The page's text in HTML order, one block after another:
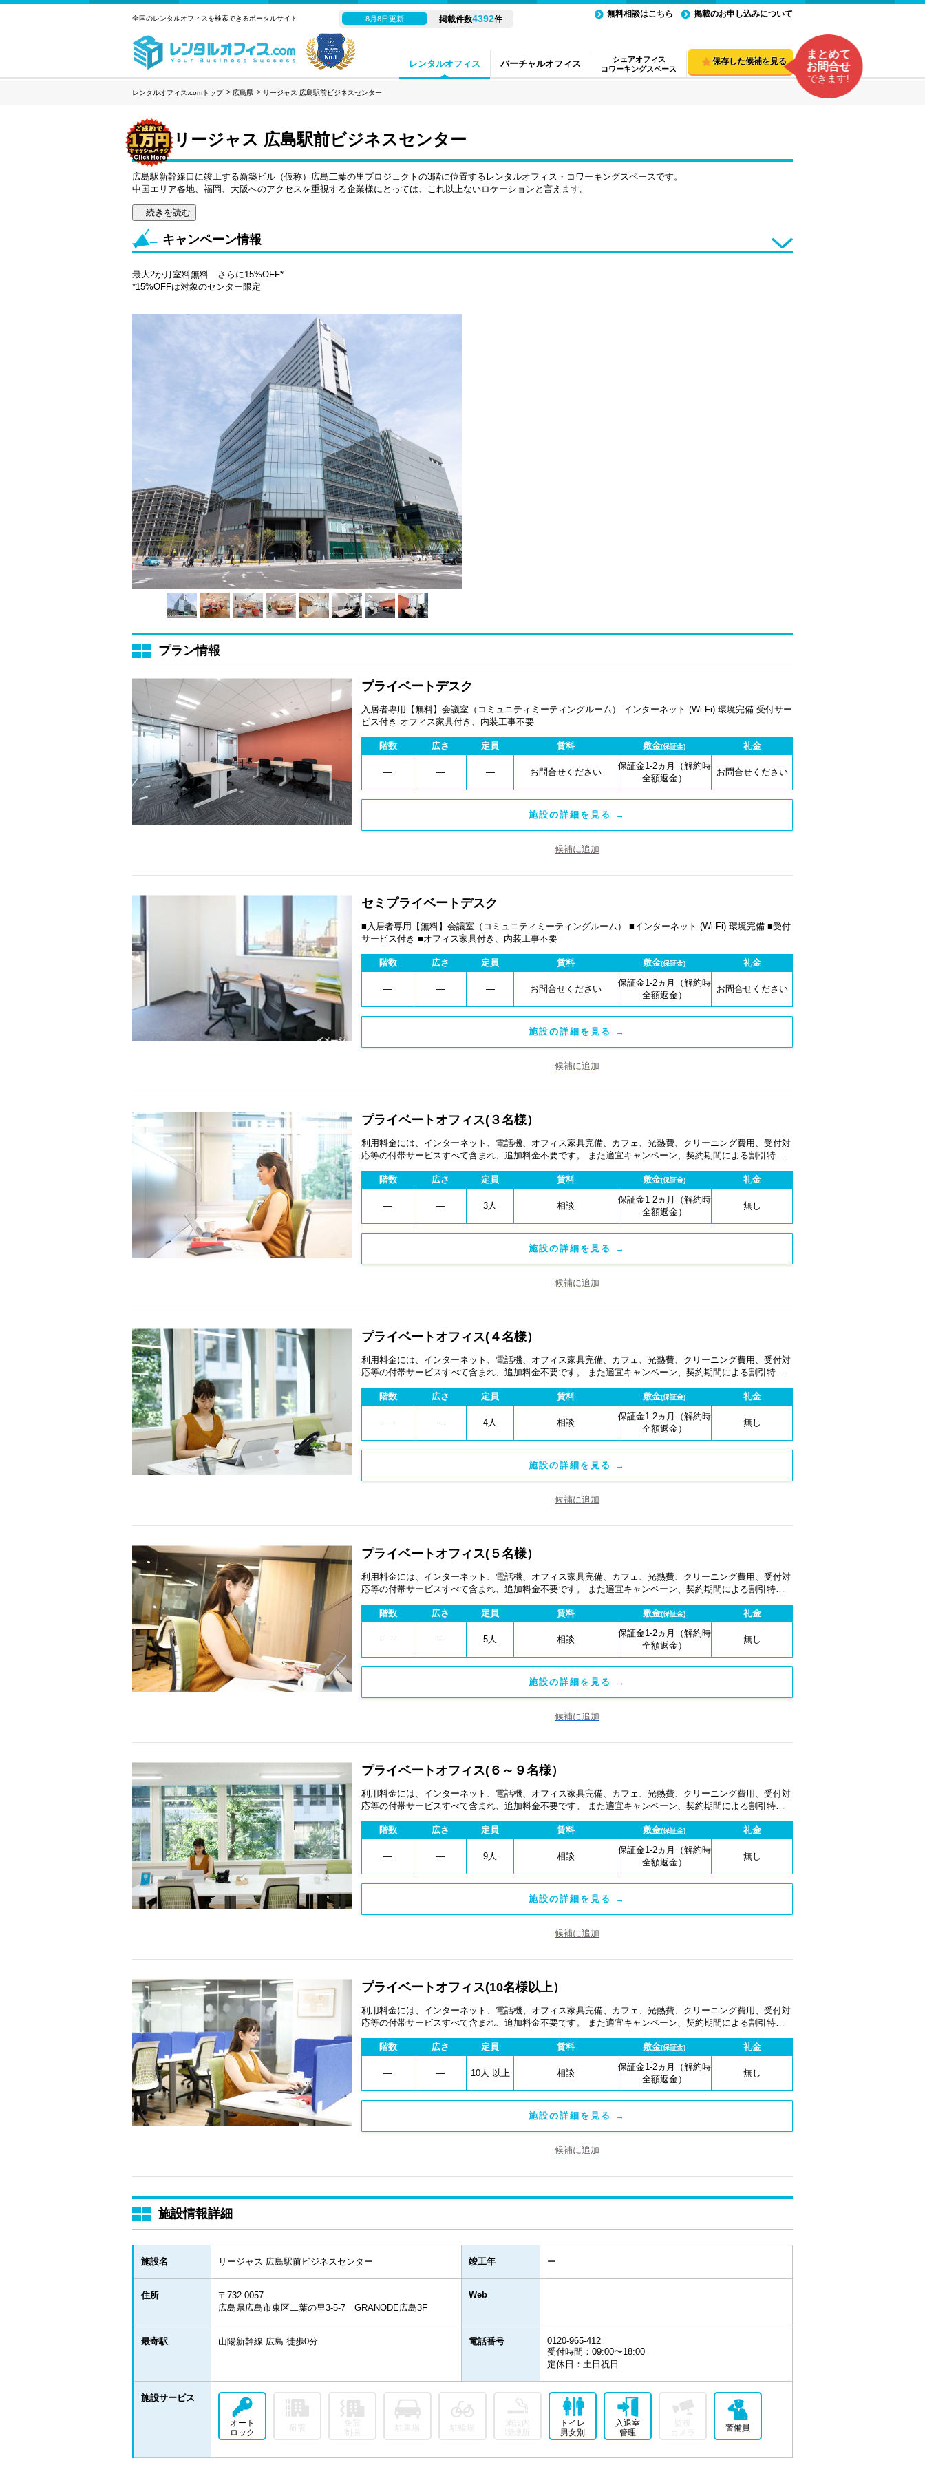
レンタルオフィス バーチャルオフィス
シェアオフィス
コワーキングスペース
全国のレンタルオフィスを検索できるポータルサイト 8月8日更新 掲載件数4392件
無料相談はこちら 掲載のお申し込みについて
保存した候補を見る
まとめて
お問合せ
できます!
レンタルオフィス.comトップ 広島県 リージャス 広島駅前ビジネスセンター
リージャス 広島駅前ビジネスセンター
広島駅新幹線口に竣工する新築ビル（仮称）広島二葉の里プロジェクトの3階に位置するレンタルオフィス・コワーキングスペースです。
中国エリア各地、福岡、大阪へのアクセスを重視する企業様にとっては、これ以上ないロケーションと言えます。
...続きを読む
キャンペーン情報
最大2か月室料無料 さらに15%OFF*
*15%OFFは対象のセンター限定
プラン情報
プライベートデスク
入居者専用【無料】会議室（コミュニティミーティングルーム） インターネット (Wi-Fi) 環境完備 受付サー
ビス付き オフィス家具付き、内装工事不要
階数 広さ 定員 賃料 敷金(保証金) 礼金
― ― ― お問合せください
保証金1-2ヵ月（解約時
全額返金）
お問合せください
施設の詳細を見る →
候補に追加
セミプライベートデスク
■入居者専用【無料】会議室（コミュニティミーティングルーム） ■インターネット (Wi-Fi) 環境完備 ■受付
サービス付き ■オフィス家具付き、内装工事不要
階数 広さ 定員 賃料 敷金(保証金) 礼金
― ― ― お問合せください
保証金1-2ヵ月（解約時
全額返金）
お問合せください
施設の詳細を見る →
候補に追加
プライベートオフィス(３名様）
利用料金には、インターネット、電話機、オフィス家具完備、カフェ、光熱費、クリーニング費用、受付対
応等の付帯サービスすべて含まれ、追加料金不要です。 また適宜キャンペーン、契約期間による割引特典
階数
広さ 定員 賃料 敷金(保証金) 礼金
― ― 3人 相談
保証金1-2ヵ月（解約時
全額返金）
無し
施設の詳細を見る →
候補に追加
プライベートオフィス(４名様）
利用料金には、インターネット、電話機、オフィス家具完備、カフェ、光熱費、クリーニング費用、受付対
応等の付帯サービスすべて含まれ、追加料金不要です。 また適宜キャンペーン、契約期間による割引特典
階数
広さ 定員 賃料 敷金(保証金) 礼金
― ― 4人 相談
保証金1-2ヵ月（解約時
全額返金）
無し
施設の詳細を見る →
候補に追加
プライベートオフィス(５名様）
利用料金には、インターネット、電話機、オフィス家具完備、カフェ、光熱費、クリーニング費用、受付対
応等の付帯サービスすべて含まれ、追加料金不要です。 また適宜キャンペーン、契約期間による割引特典
階数
広さ 定員 賃料 敷金(保証金) 礼金
― ― 5人 相談
保証金1-2ヵ月（解約時
全額返金）
無し
施設の詳細を見る →
候補に追加
プライベートオフィス(６～９名様）
利用料金には、インターネット、電話機、オフィス家具完備、カフェ、光熱費、クリーニング費用、受付対
応等の付帯サービスすべて含まれ、追加料金不要です。 また適宜キャンペーン、契約期間による割引特典
階数
広さ 定員 賃料 敷金(保証金) 礼金
― ― 9人 相談
保証金1-2ヵ月（解約時
全額返金）
無し
施設の詳細を見る →
候補に追加
プライベートオフィス(10名様以上）
利用料金には、インターネット、電話機、オフィス家具完備、カフェ、光熱費、クリーニング費用、受付対
応等の付帯サービスすべて含まれ、追加料金不要です。 また適宜キャンペーン、契約期間による割引特典
階数
広さ 定員 賃料 敷金(保証金) 礼金
― ― 10人 以上 相談
保証金1-2ヵ月（解約時
全額返金）
無し
施設の詳細を見る →
候補に追加
施設情報詳細
施設名 リージャス 広島駅前ビジネスセンター 竣工年 ー
住所
〒732-0057
広島県広島市東区二葉の里3-5-7 GRANODE広島3F
Web
最寄駅 山陽新幹線 広島 徒歩0分 電話番号
0120-965-412
受付時間：09:00〜18:00
定休日：土日祝日
施設サービス
オート
ロック
免震
制振
駐車場 駐輪場
施設内
喫煙所
トイレ
男女別
入退室
管理
監視
カメラ
警備員